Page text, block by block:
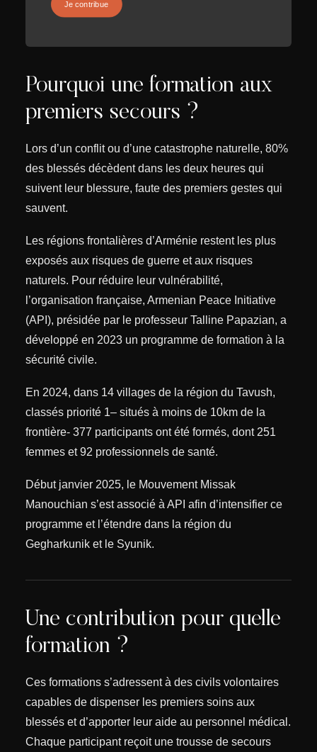
Pourquoi une formation aux
premiers secours ?
Lors d’un conflit ou d’une catastrophe naturelle, 80%
des blessés décèdent dans les deux heures qui
suivent leur blessure, faute des premiers gestes qui
sauvent.
Les régions frontalières d’Arménie restent les plus
exposés aux risques de guerre et aux risques
naturels. Pour réduire leur vulnérabilité,
l’organisation française, Armenian Peace Initiative
(API), présidée par le professeur Talline Papazian, a
développé en 2023 un programme de formation à la
sécurité civile.
En 2024, dans 14 villages de la région du Tavush,
classés priorité 1– situés à moins de 10km de la
frontière- 377 participants ont été formés, dont 251
femmes et 92 professionnels de santé.
Début janvier 2025, le Mouvement Missak
Manouchian s’est associé à API afin d’intensifier ce
programme et l’étendre dans la région du
Gegharkunik et le Syunik.
Une contribution pour quelle
formation ?
Ces formations s’adressent à des civils volontaires
capables de dispenser les premiers soins aux
blessés et d’apporter leur aide au personnel médical.
Chaque participant reçoit une trousse de secours
Je contribue